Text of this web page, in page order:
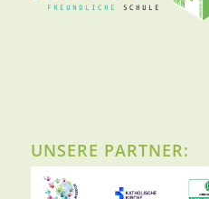
UNSERE PARTNER: